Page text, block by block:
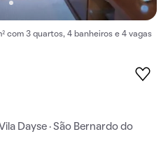
com 3 quartos, 4 banheiros e 4 vagas
Dayse · São Bernardo do